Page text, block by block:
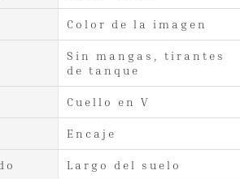
Color de la imagen
Sin mangas, tirantes
de tanque
Cuello en V
Encaje
Largo del suelo